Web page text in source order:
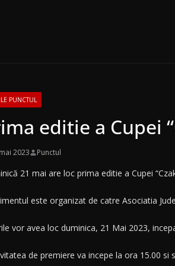
PUNCTUL
editie a Cupei
2023 Punctul
21 mai are loc prima editie a Cupei
este organizat de catre Asociatia
vor avea loc duminica, 21 Mai 2023,
de premiere va incepe la ora 15.00 si